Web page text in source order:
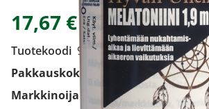
17,67 €
Tuotekoodi 9264362
Pakkauskoko
Markkinoija
Apeka Oy